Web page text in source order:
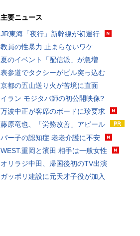
主要ニュース
JR東海「夜行」新幹線が初運行
教員の性暴力 止まらないワケ
夏のイベント「配信派」が急増
表参道でタクシーがビル突っ込む
京都の五山送り火が苦境に直面
イラン モジタバ師の初公開映像?
万波中正が客席のボードに珍要求
藤原竜也、「労務改善」アピール
パー子の認知症 老老介護に不安
WEST.重岡と濱田 相手は一般女性
オリラジ中田、帰国後初のTV出演
ガッポリ建設に元天才子役が加入